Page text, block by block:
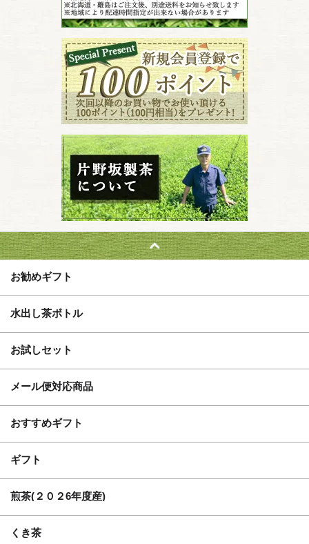
お勧めギフト
水出し茶ボトル
お試しセット
メール便対応商品
おすすめギフト
ギフト
煎茶(２０２6年度産)
くき茶